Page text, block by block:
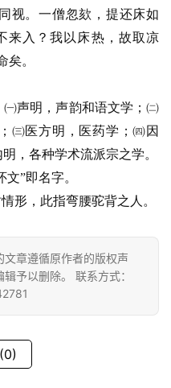
视。一僧忽欬，提还床如
来入？我以床热，故取凉
矣。
声明，声韵和语文学；㈡
㈢医方明，医药学；㈣因
，各种学术流派宗之学。
”即名字。
形，此指弯腰驼背之人。
章遵循原作者的版权声
予以删除。 联系方式：
(0)